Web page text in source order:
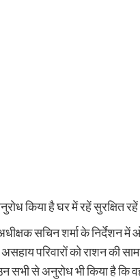
किया है घर में रहें सुरक्षित रहें
सचिन शर्मा के निर्देशन में
परिवारों को राशन की
सभी से अनुरोध भी किया है कि